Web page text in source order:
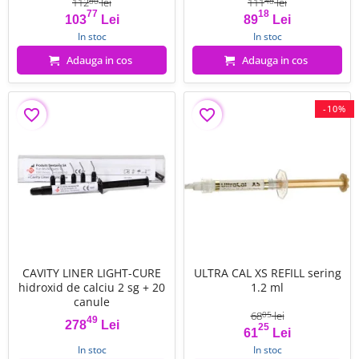
Pret
10377 Lei
Pret de baza
In stoc
Adauga in cos
Pret
8918 Lei
Pret de baza
In stoc
Adauga in cos
CAVITY LINER LIGHT-CURE
hidroxid de calciu 2 sg + 20
canule
Pret
27849Lei
In stoc
favorite_border -10%
ULTRA CAL XS REFILL sering
1.2 ml
Pret
6125 Lei
Pret de baza
6805lei
In stoc
favorite_border